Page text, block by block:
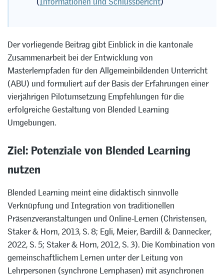
Der vorliegende Beitrag gibt Einblick in die kantonale
Zusammenarbeit bei der Entwicklung von
Masterlernpfaden für den Allgemeinbildenden Unterricht
(ABU) und formuliert auf der Basis der Erfahrungen einer
vierjährigen Pilotumsetzung Empfehlungen für die
erfolgreiche Gestaltung von Blended Learning
Umgebungen.
Ziel: Potenziale von Blended Learning
nutzen
Blended Learning meint eine didaktisch sinnvolle
Verknüpfung und Integration von traditionellen
Präsenzveranstaltungen und Online-Lernen (Christensen,
Staker & Horn, 2013, S. 8; Egli, Meier, Bardill & Dannecker,
2022, S. 5; Staker & Horn, 2012, S. 3). Die Kombination von
gemeinschaftlichem Lernen unter der Leitung von
Lehrpersonen (synchrone Lernphasen) mit asynchronen